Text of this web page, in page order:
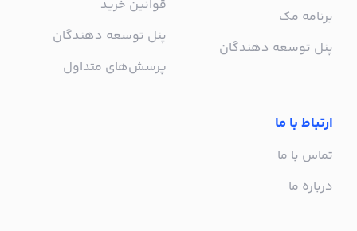
برنامه مک
پنل توسعه دهندگان
قوانین خرید
پنل توسعه دهندگان
پرسش‌های متداول
ارتباط با ما
تماس با ما
درباره ما